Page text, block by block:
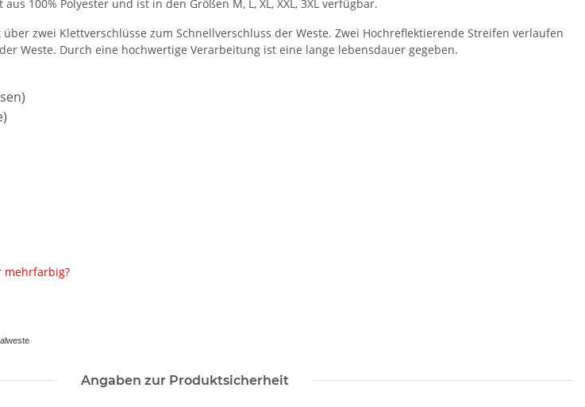
100% Polyester und ist in den Größen M, L, XL, XXL, 3XL verfügbar.
zwei Klettverschlüsse zum Schnellverschluss der Weste. Zwei Hochreflektierende Streifen verlaufen
Weste. Durch eine hochwertige Verarbeitung ist eine lange lebensdauer gegeben.
mehrfarbig?
Angaben zur Produktsicherheit
Weste rot/gelb mit